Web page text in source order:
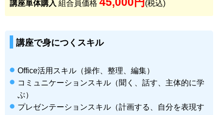
講座単体購入 組合員価格 (税込)
講座で身につくスキル
Office活用スキル（操作、整理、編集）
コミュニケーションスキル（聞く、話す、主体的に学
ぶ）
プレゼンテーションスキル（計画する、自分を表現す